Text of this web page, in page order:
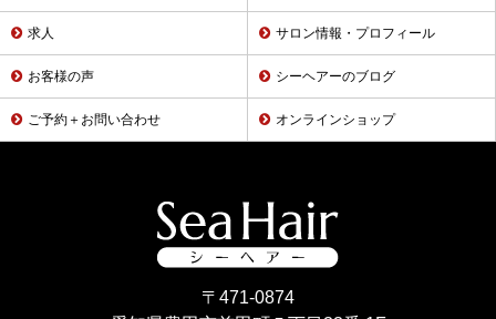
求人 サロン情報・プロフィール
お客様の声 シーヘアーのブログ
ご予約＋お問い合わせ オンラインショップ
〒471-0874